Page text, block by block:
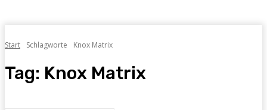
Start Schlagworte Knox Matrix
Tag: Knox Matrix